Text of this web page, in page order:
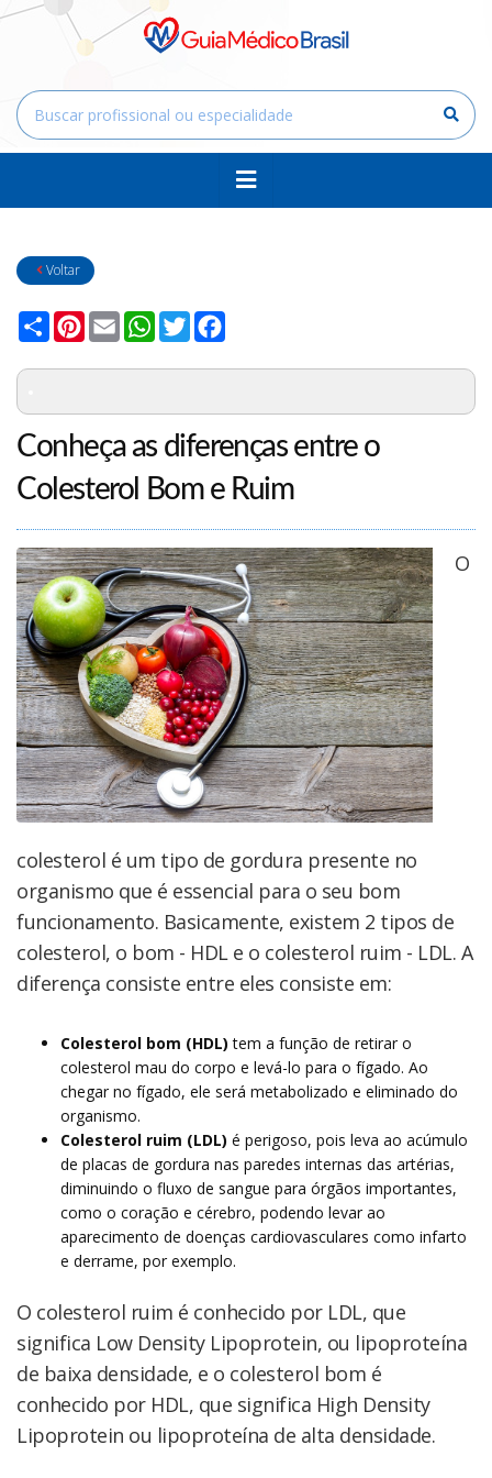
Voltar
Compartilhar
Pinterest
Email WhatsApp
Twitter
Conheça as diferenças entre o
Colesterol Bom e Ruim
O
colesterol é um tipo de gordura presente no
organismo que é essencial para o seu bom
funcionamento. Basicamente, existem 2 tipos de
colesterol, o bom - HDL e o colesterol ruim - LDL. A
diferença consiste entre eles consiste em:
Colesterol bom (HDL) tem a função de retirar o
colesterol mau do corpo e levá-lo para o fígado. Ao
chegar no fígado, ele será metabolizado e eliminado do
organismo.
Colesterol ruim (LDL) é perigoso, pois leva ao acúmulo
de placas de gordura nas paredes internas das artérias,
diminuindo o fluxo de sangue para órgãos importantes,
como o coração e cérebro, podendo levar ao
aparecimento de doenças cardiovasculares como infarto
e derrame, por exemplo.
O colesterol ruim é conhecido por LDL, que
significa Low Density Lipoprotein, ou lipoproteína
de baixa densidade, e o colesterol bom é
conhecido por HDL, que significa High Density
Lipoprotein ou lipoproteína de alta densidade.